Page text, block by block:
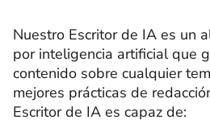
Nuestro Escritor de IA es un
por inteligencia artificial que
contenido sobre cualquier
mejores prácticas de
Escritor de IA es capaz de: